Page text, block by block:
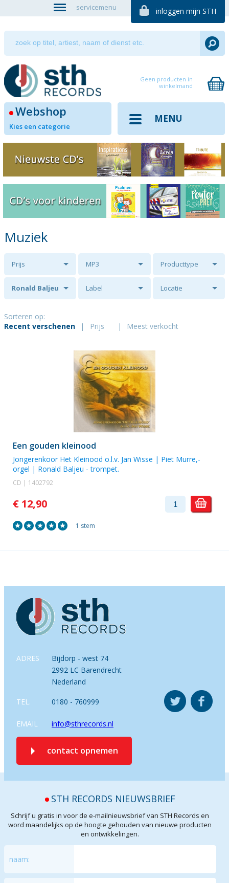
servicemenu inloggen mijn STH
Geen producten in
winkelmand
Webshop
Kies een categorie
MENU
Muziek
Prijs MP3 Producttype
Ronald Baljeu Label Locatie
Sorteren op:
Recent verschenen
| Prijs | Meest verkocht
Een gouden kleinood
Jongerenkoor Het Kleinood o.l.v. Jan Wisse | Piet Murre,-
orgel | Ronald Baljeu - trompet.
CD | 1402792
€ 12,90
1 stem
ADRES
Bijdorp - west 74
2992 LC Barendrecht
Nederland
TEL. 0180 - 760999
EMAIL info@sthrecords.nl
contact opnemen
STH RECORDS NIEUWSBRIEF
Schrijf u gratis in voor de e-mailnieuwsbrief van STH Records en
word maandelijks op de hoogte gehouden van nieuwe producten
en ontwikkelingen.
naam: